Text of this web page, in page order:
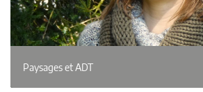
Paysages et ADT